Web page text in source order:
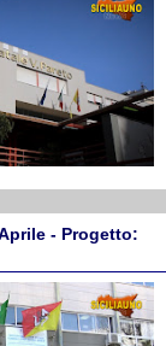
- Progetto: